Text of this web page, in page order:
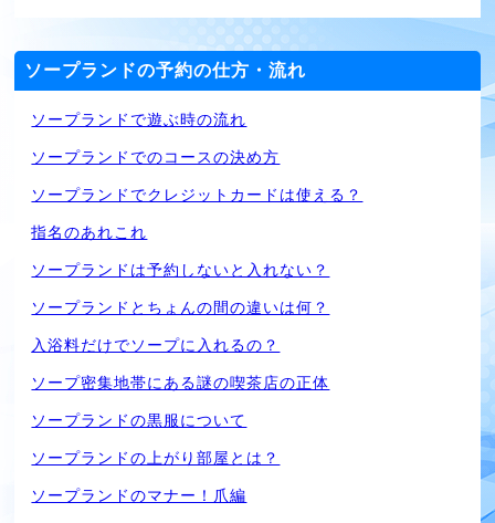
ソープランドの予約の仕方・流れ
ソープランドで遊ぶ時の流れ
ソープランドでのコースの決め方
ソープランドでクレジットカードは使える？
指名のあれこれ
ソープランドは予約しないと入れない？
ソープランドとちょんの間の違いは何？
入浴料だけでソープに入れるの？
ソープ密集地帯にある謎の喫茶店の正体
ソープランドの黒服について
ソープランドの上がり部屋とは？
ソープランドのマナー！爪編